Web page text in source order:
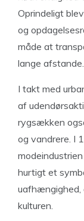
Oprindeligt
og
måde at
lange afstande.
I takt med
af
rygsækken
og vandrere. I
hurtigt et
uafhængighed,
kulturen.